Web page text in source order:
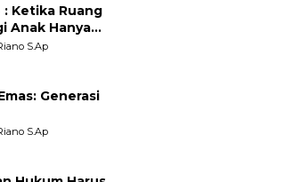
: Ketika Ruang
Anak Hanya
S.Ap
Generasi
S.Ap